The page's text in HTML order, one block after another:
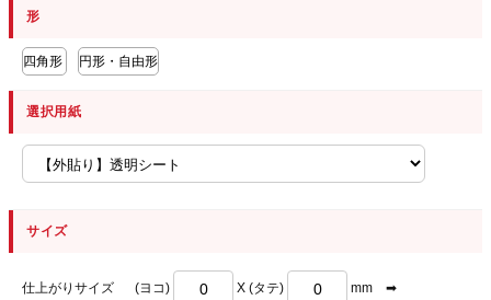
形
四角形 円形・自由形
選択用紙
サイズ
仕上がりサイズ (ヨコ) X (タテ) mm ➡